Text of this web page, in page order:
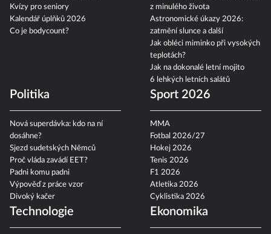
Kvízy pro seniory
Kalendář úplňků 2026
Co je bodycount?
z minulého života
Astronomické úkazy 2026:
zatmění slunce a další
Jak obléci miminko při vysokých
teplotách?
Jak na dokonalé letní mojito
6 lehkých letních salátů
Politika
Nová superdávka: kdo na ní
dosáhne?
Sjezd sudetských Němců
Proč vláda zavádí EET?
Padni komu padni
Výpověď z práce vzor
Divoký kačer
Sport 2026
MMA
Fotbal 2026/27
Hokej 2026
Tenis 2026
F1 2026
Atletika 2026
Cyklistika 2026
Technologie Ekonomika